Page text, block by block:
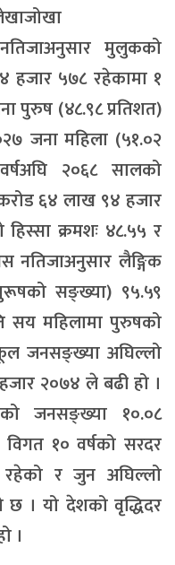
मुलुकको
५७८ रहेकामा १
पुरुष (४८.९८ प्रतिशत)
जना महिला (५१.०२
२०६८ सालको
६४ लाख ९४ हजार
क्रमशः ४८.५५ र
नतिजाअनुसार लैङ्गिक
सङ्ख्या) ९५.५९
सय महिलामा पुरुषको
जनसङ्ख्या अघिल्लो
२०७४ ले बढी हो ।
जनसङ्ख्या १०.०८
१० वर्षको सरदर
रहेको र जुन अघिल्लो
छ । यो देशको वृद्धिदर
।